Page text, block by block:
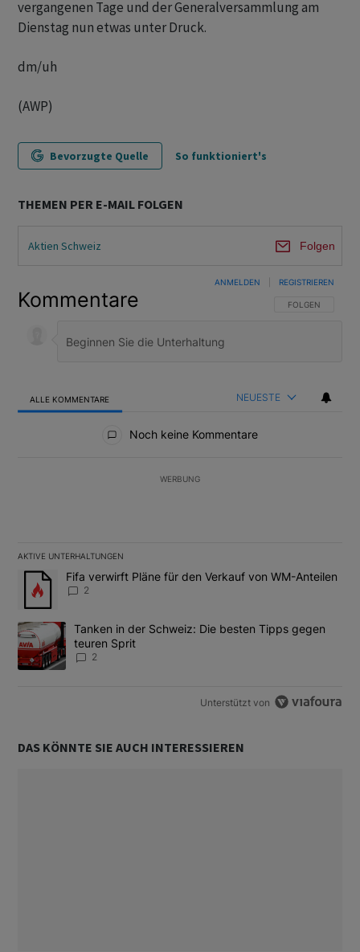
vergangenen Tage und der Generalversammlung am
Dienstag nun etwas unter Druck.
dm/uh
(AWP)
Bevorzugte Quelle So funktioniert's
THEMEN PER E-MAIL FOLGEN
Aktien Schweiz Folgen
Kommentare FOLGE DIESER
FOLGEN
ANMELDEN REGISTRIEREN
ALLE KOMMENTARE NEUESTE
Noch keine Kommentare
WERBUNG
AKTIVE UNTERHALTUNGEN
Das Folgende ist eine Liste der am meisten kommentierten
Ein Trendartikel mit dem Titel "Fifa verwirft Pläne für den
Fifa verwirft Pläne für den Verkauf von WM-Anteilen
2
Ein Trendartikel mit dem Titel "Tanken in der Schweiz: Die
Tanken in der Schweiz: Die besten Tipps gegen
teuren Sprit
2
Unterstützt von
DAS KÖNNTE SIE AUCH INTERESSIEREN